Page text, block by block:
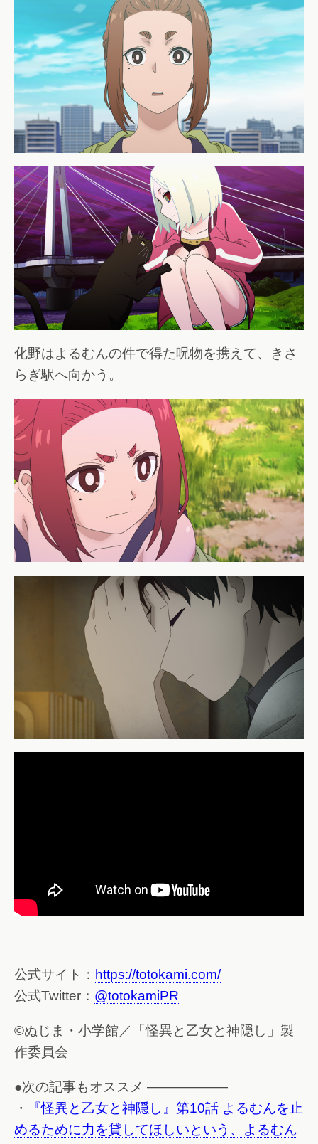
化野はよるむんの件で得た呪物を携えて、きさ
らぎ駅へ向かう。
公式サイト： https://totokami.com/
公式Twitter： @totokamiPR
©ぬじま・小学館／「怪異と乙女と神隠し」製
作委員会
●次の記事もオススメ ——————
・
『怪異と乙女と神隠し』第10話 よるむんを止
めるために力を貸してほしいという、よるむん